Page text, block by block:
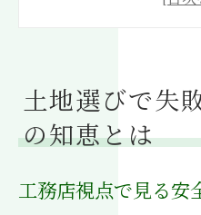
工務店が語るマ
穴
安全な暮らしへ導く
工務店と学ぶハ
土地選びで失
の知恵とは
工務店視点で見る安